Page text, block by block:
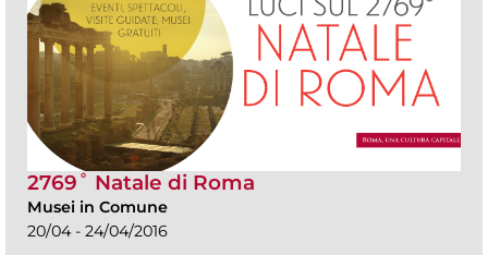
2769˚ Natale di Roma
Musei in Comune
20/04 - 24/04/2016